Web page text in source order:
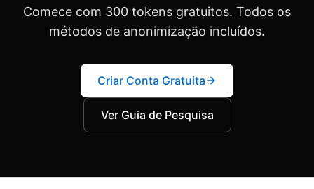
Comece com 300 tokens gratuitos. Todos os
métodos de anonimização incluídos.
Criar Conta Gratuita
Ver Guia de Pesquisa